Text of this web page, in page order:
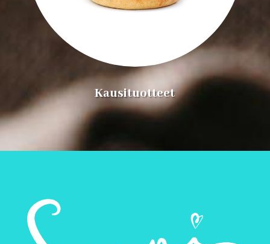
Kausituotteet